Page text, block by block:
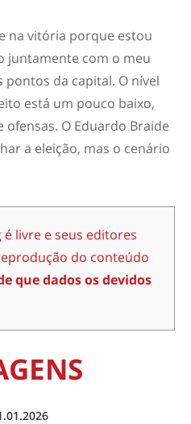
na vitória porque estou
juntamente com o meu
da capital. O nível
está um pouco baixo,
ofensas. O Eduardo Braide
a eleição, mas o cenário
livre e seus editores
do conteúdo
que dados os devidos